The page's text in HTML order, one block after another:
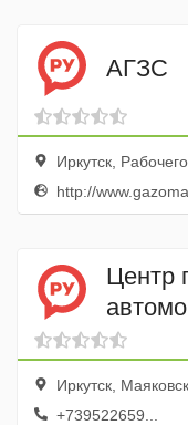
АГЗС
Иркутск,
http://
Центр
Код.рф
Иркутск,
+739522659...